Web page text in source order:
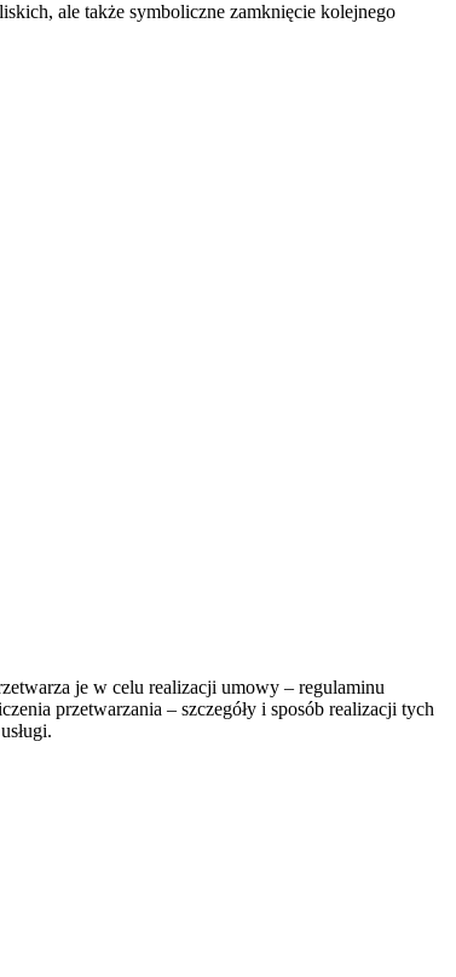
ale także symboliczne zamknięcie kolejnego
je w celu realizacji umowy – regulaminu
przetwarzania – szczegóły i sposób realizacji tych